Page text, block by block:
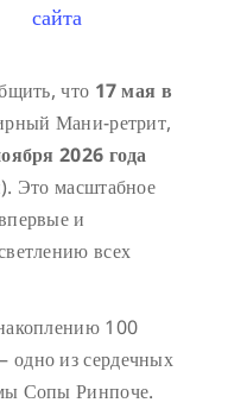
сайта
что 17 мая в
Мани-ретрит,
2026 года
Это масштабное
и
всех
100
из сердечных
Сопы Ринпоче.